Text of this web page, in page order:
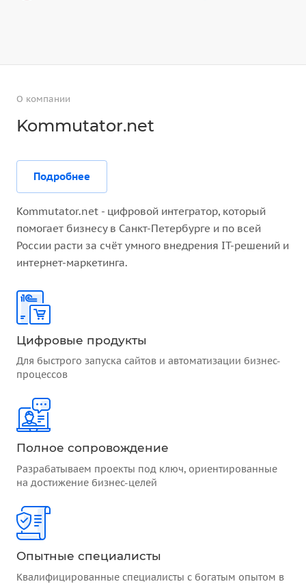
О компании
Kommutator.net
Подробнее
Kommutator.net - цифровой интегратор, который
помогает бизнесу в Санкт-Петербурге и по всей
России расти за счёт умного внедрения IT-решений и
интернет-маркетинга.
Цифровые продукты
Для быстрого запуска сайтов и автоматизации бизнес-
процессов
Полное сопровождение
Разрабатываем проекты под ключ, ориентированные
на достижение бизнес-целей
Опытные специалисты
Квалифицированные специалисты с богатым опытом в